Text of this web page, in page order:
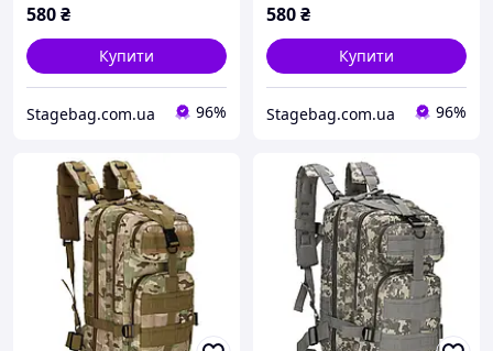
580₴
Купити
Stagebag.com.ua 96%
580₴
Купити
Stagebag.com.ua 96%